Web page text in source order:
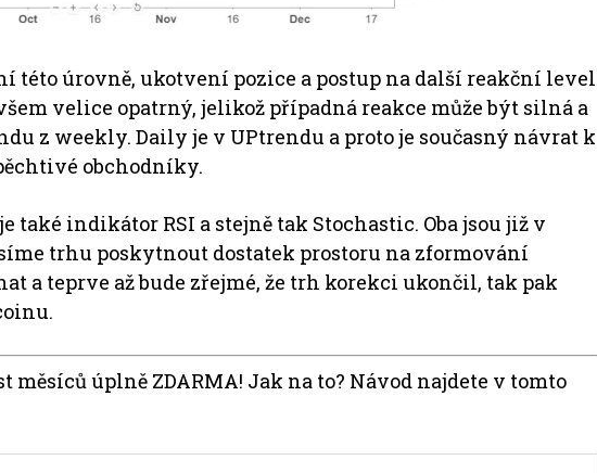
této úrovně, ukotvení pozice a postup na další reakční level
velice opatrný, jelikož případná reakce může být silná a
z weekly. Daily je v UPtrendu a proto je současný návrat k
obchodníky.
také indikátor RSI a stejně tak Stochastic. Oba jsou již v
trhu poskytnout dostatek prostoru na zformování
a teprve až bude zřejmé, že trh korekci ukončil, tak pak
měsíců úplně ZDARMA! Jak na to? Návod najdete v tomto